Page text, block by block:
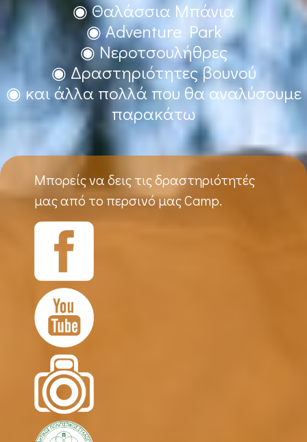
◉ Θαλάσσια Μπάνια
◉ Adventure Park
◉ Νεροτσουλήθρες
◉ Δραστηριότητες βουνού
◉ και άλλα πολλά που θα αναλύσουμε
παρακάτω
Μπορείς να δεις τις δραστηριότητές
μας από το περσινό μας Camp.